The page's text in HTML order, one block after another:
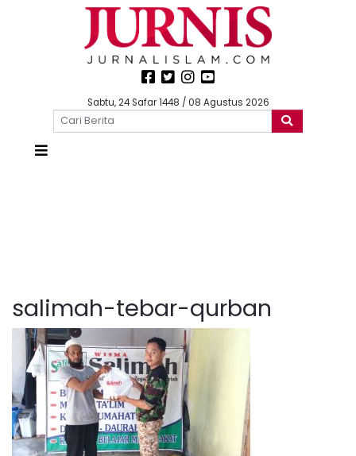
Sabtu, 24 Safar 1448 / 08 Agustus 2026
salimah-tebar-qurban